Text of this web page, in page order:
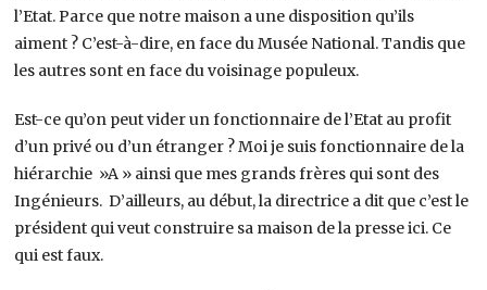
l’Etat. Parce que notre maison a une disposition qu’ils
aiment ? C’est-à-dire, en face du Musée National. Tandis que
les autres sont en face du voisinage populeux.
Est-ce qu’on peut vider un fonctionnaire de l’Etat au profit
d’un privé ou d’un étranger ? Moi je suis fonctionnaire de la
hiérarchie »A » ainsi que mes grands frères qui sont des
Ingénieurs. D’ailleurs, au début, la directrice a dit que c’est le
président qui veut construire sa maison de la presse ici. Ce
qui est faux.